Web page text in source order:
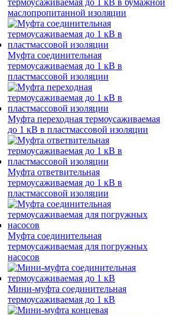
термоусаживаемая до 1 кВ в бумажной
маслопропитанной изоляции
Муфта соединительная
термоусаживаемая до 1 кВ в
пластмассовой изоляции
Муфта переходная термоусаживаемая
до 1 кВ в пластмассовой изоляции
Муфта ответвительная
термоусаживаемая до 1 кВ в
пластмассовой изоляции
Муфта соединительная
термоусаживаемая для погружных
насосов
Мини-муфта соединительная
термоусаживаемая до 1 кВ